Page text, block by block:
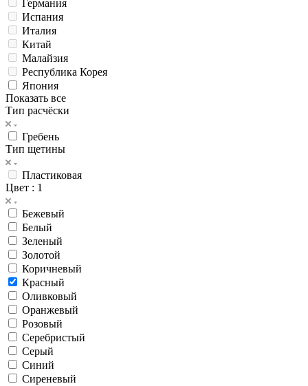
Германия
Испания
Италия
Китай
Малайзия
Республика Корея
Япония
Показать все
Тип расчёски
Гребень
Тип щетины
Пластиковая
Цвет : 1
Бежевый
Белый
Зеленый
Золотой
Коричневый
Красный
Оливковый
Оранжевый
Розовый
Серебристый
Серый
Синий
Сиреневый